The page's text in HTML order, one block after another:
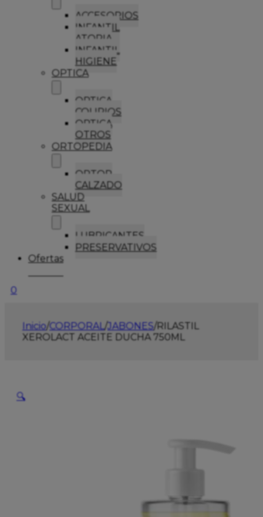
ACCESORIOS
INFANTIL
ATOPIA
INFANTIL
HIGIENE
OPTICA
OPTICA
COLIRIOS
OPTICA
OTROS
ORTOPEDIA
ORTOP
CALZADO
SALUD
SEXUAL
LUBRICANTES
PRESERVATIVOS
Ofertas
0
Inicio/CORPORAL/JABONES/RILASTIL
XEROLACT ACEITE DUCHA 750ML
🔍